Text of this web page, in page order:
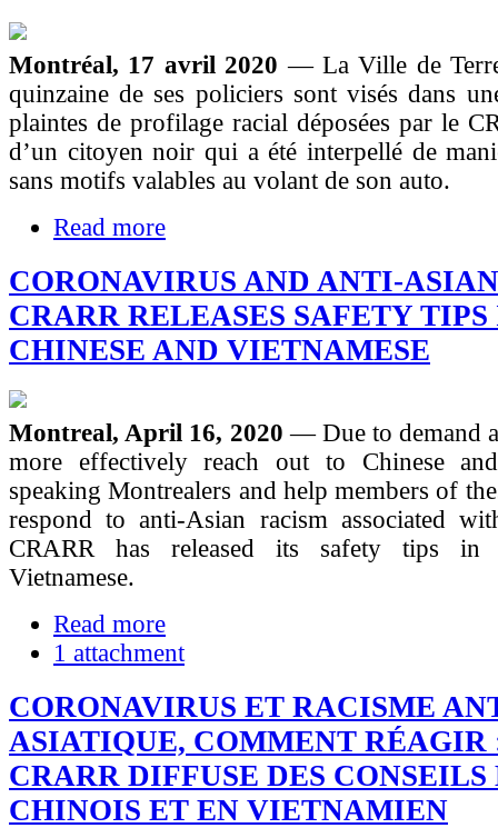
Montréal, 17 avril 2020— La Ville de
quinzaine de ses policiers sont visés dans
plaintes de profilage racial déposées par le
d’un citoyen noir qui a été interpellé de
sans motifs valables au volant de son auto.
Read more
CORONAVIRUS AND ANTI-
CRARR RELEASES SAFETY TIPS
CHINESE AND VIETNAMESE
Montreal, April 16, 2020— Due to demand
more effectively reach out to Chinese and
speaking Montrealers and help members of
respond to anti-Asian racism associated
CRARR has released its safety tips in
Vietnamese.
Read more
1 attachment
CORONAVIRUS ET RACISME
ASIATIQUE, COMMENT RÉAGIR
CRARR DIFFUSE DES CONSEILS
CHINOIS ET EN VIETNAMIEN